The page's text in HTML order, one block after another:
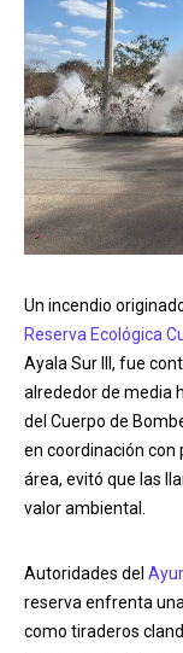
Un incendio
Reserva Ecológica
Ayala Sur III, fue
alrededor de media
del Cuerpo de
en coordinación con
área, evitó que las
valor ambiental.
Autoridades del
reserva enfrenta
como tiraderos